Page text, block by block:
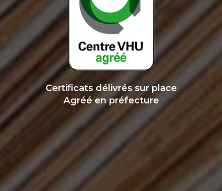
Certificats délivrés sur place
Agréé en préfecture